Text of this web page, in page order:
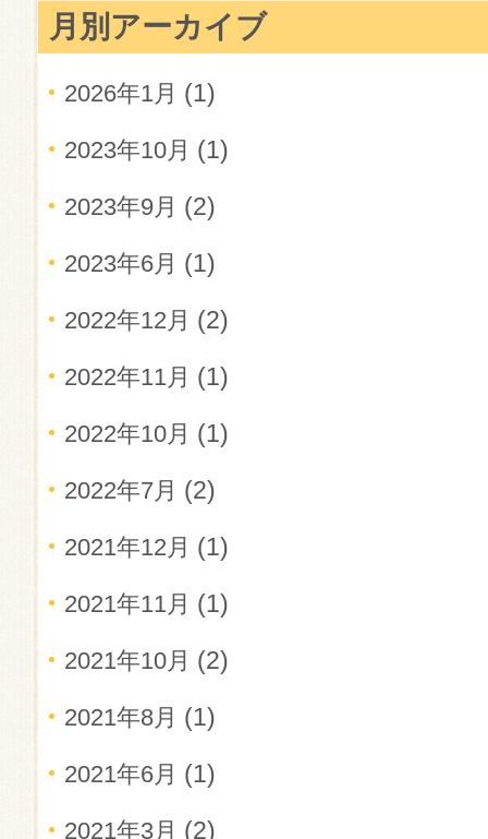
月別アーカイブ
2026年1月 (1)
2023年10月 (1)
2023年9月 (2)
2023年6月 (1)
2022年12月 (2)
2022年11月 (1)
2022年10月 (1)
2022年7月 (2)
2021年12月 (1)
2021年11月 (1)
2021年10月 (2)
2021年8月 (1)
2021年6月 (1)
2021年3月 (2)